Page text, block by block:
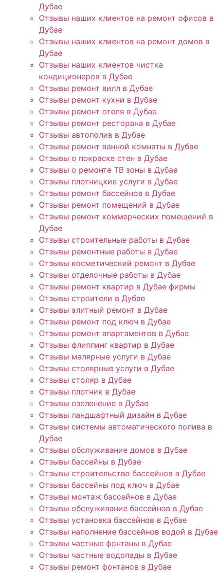
Дубае
Отзывы наших клиентов на ремонт офисов в
Дубае
Отзывы наших клиентов на ремонт домов в
Дубае
Отзывы наших клиентов чистка
кондиционеров в Дубае
Отзывы ремонт вилл в Дубае
Отзывы ремонт кухни в Дубае
Отзывы ремонт отеля в Дубае
Отзывы ремонт ресторана в Дубае
Отзывы автополив в Дубае
Отзывы ремонт ванной комнаты в Дубае
Отзывы о покраске стен в Дубае
Отзывы о ремонте ТВ зоны в Дубае
Отзывы плотницкие услуги в Дубае
Отзывы ремонт бассейнов в Дубае
Отзывы ремонт помещений в Дубае
Отзывы ремонт коммерческих помещений в
Дубае
Отзывы строительные работы в Дубае
Отзывы ремонтные работы в Дубае
Отзывы косметический ремонт в Дубае
Отзывы отделочные работы в Дубае
Отзывы ремонт квартир в Дубае фирмы
Отзывы строители в Дубае
Отзывы элитный ремонт в Дубае
Отзывы ремонт под ключ в Дубае
Отзывы ремонт апартаментов в Дубае
Отзывы флиппинг квартир в Дубае
Отзывы малярные услуги в Дубае
Отзывы столярные услуги в Дубае
Отзывы столяр в Дубае
Отзывы плотник в Дубае
Отзывы озеленение в Дубае
Отзывы ландшафтный дизайн в Дубае
Отзывы системы автоматического полива в
Дубае
Отзывы обслуживание домов в Дубае
Отзывы бассейны в Дубае
Отзывы строительство бассейнов в Дубае
Отзывы бассейны под ключ в Дубае
Отзывы монтаж бассейнов в Дубае
Отзывы обслуживание бассейнов в Дубае
Отзывы установка бассейнов в Дубае
Отзывы наполнение бассейнов водой в Дубае
Отзывы частные фонтаны в Дубае
Отзывы частные водопады в Дубае
Отзывы ремонт фонтанов в Дубае